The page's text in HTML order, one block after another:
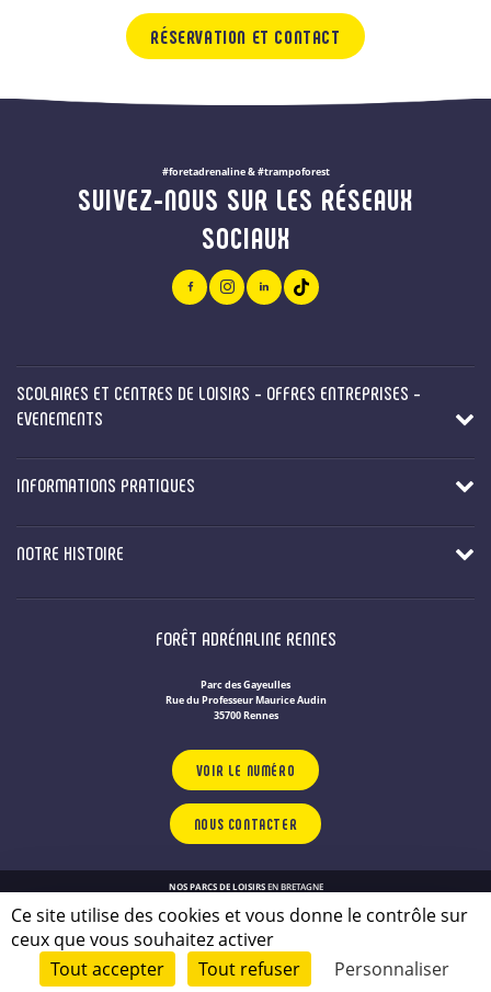
RÉSERVATION ET CONTACT
#foretadrenaline & #trampoforest
SUIVEZ-NOUS SUR LES RÉSEAUX
SOCIAUX
SCOLAIRES ET CENTRES DE LOISIRS - OFFRES ENTREPRISES -
EVENEMENTS
INFORMATIONS PRATIQUES
NOTRE HISTOIRE
FORÊT ADRÉNALINE RENNES
Parc des Gayeulles
Rue du Professeur Maurice Audin
35700 Rennes
VOIR LE NUMÉRO
NOUS CONTACTER
NOS PARCS DE LOISIRS EN BRETAGNE
Politique de confidentialité
Mentions légales
© 2026 - conçu parLamour du Web
Ce site utilise des cookies et vous donne le contrôle sur
ceux que vous souhaitez activer
Tout accepter
Tout refuser Personnaliser